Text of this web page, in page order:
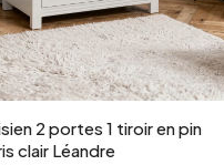
Ajouter au panier
2 portes 1 tiroir en pin
clair Léandre